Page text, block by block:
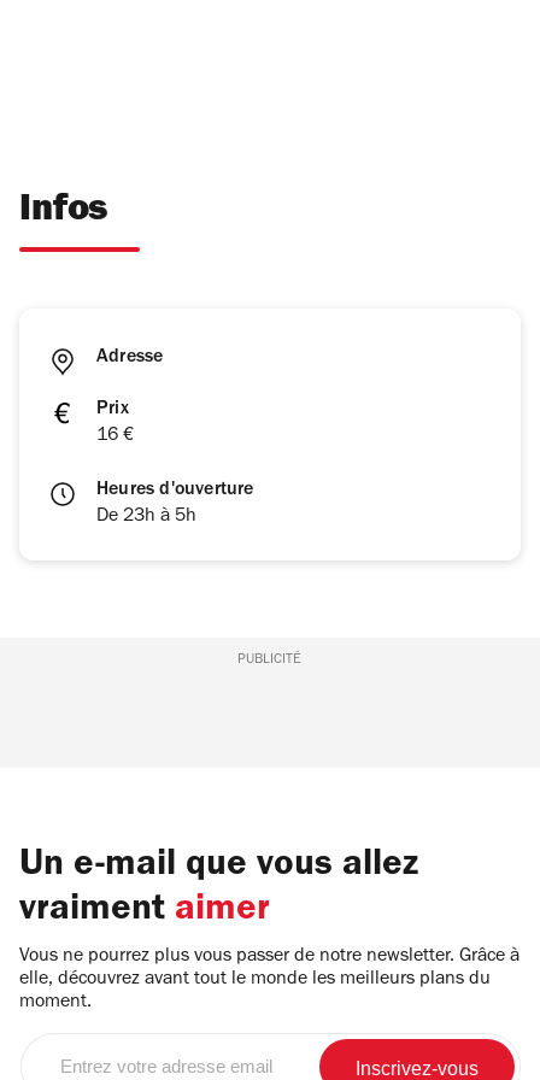
Infos
Adresse
Prix
16 €
Heures d'ouverture
De 23h à 5h
PUBLICITÉ
Un e-mail que vous allez
vraiment aimer
Vous ne pourrez plus vous passer de notre newsletter. Grâce à
elle, découvrez avant tout le monde les meilleurs plans du
moment.